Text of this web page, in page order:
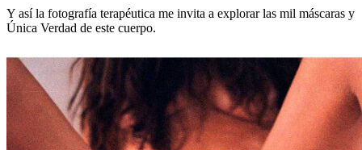
la
Vulnerabilidad
Y así la fotografía terapéutica me invita a explorar las mil máscaras y
Única Verdad de este cuerpo.